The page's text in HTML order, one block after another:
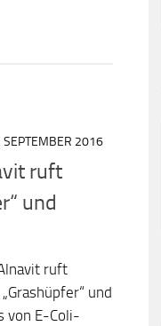
SEPTEMBER 2016
ruft
und
ruft
und
von E-Coli-